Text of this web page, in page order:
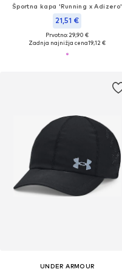
Športna kapa 'Running x Adizero'
21,51 €
Prvotno: 29,90 €
Zadnja najnižja cena19,12 €
UNDER ARMOUR